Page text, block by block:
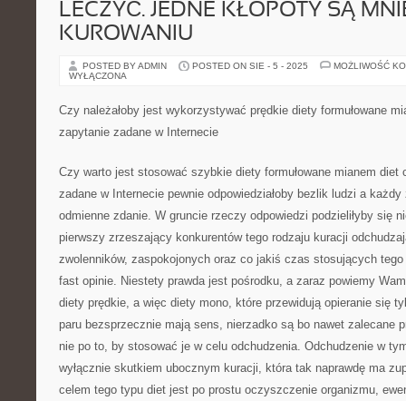
LECZYĆ. JEDNE KŁOPOTY SĄ
KUROWANIU
POSTED BY ADMIN POSTED ON SIE - 5 - 2025
MOŻLIWOŚĆ
WYŁĄCZONA
Czy należałoby jest wykorzystywać prędkie diety formułowane
zapytanie zadane w Internecie
Czy warto jest stosować szybkie diety formułowane mianem diet
zadane w Internecie pewnie odpowiedziałoby bezlik ludzi a każdy
odmienne zdanie. W gruncie rzeczy odpowiedzi podzieliłyby się
pierwszy zrzeszający konkurentów tego rodzaju kuracji
zwolenników, zaspokojonych oraz co jakiś czas stosujących
fast opinie. Niestety prawda jest pośrodku, a zaraz powiemy
diety prędkie, a więc diety mono, które przewidują opieranie się
paru bezsprzecznie mają sens, nierzadko są bo nawet zalecane
nie po to, by stosować je w celu odchudzenia. Odchudzenie w
wyłącznie skutkiem ubocznym kuracji, która tak naprawdę ma
celem tego typu diet jest po prostu oczyszczenie organizmu,